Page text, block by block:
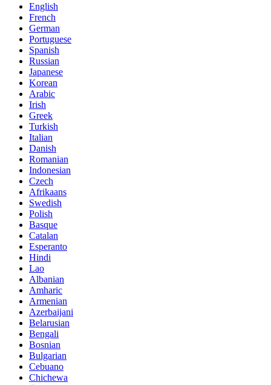
English
French
German
Portuguese
Spanish
Russian
Japanese
Korean
Arabic
Irish
Greek
Turkish
Italian
Danish
Romanian
Indonesian
Czech
Afrikaans
Swedish
Polish
Basque
Catalan
Esperanto
Hindi
Lao
Albanian
Amharic
Armenian
Azerbaijani
Belarusian
Bengali
Bosnian
Bulgarian
Cebuano
Chichewa